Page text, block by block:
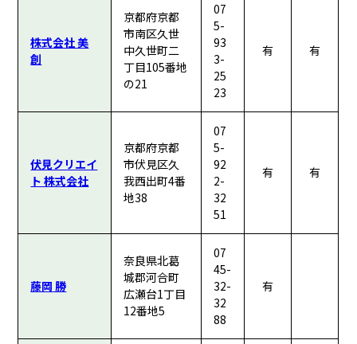
株式会社 美
創
京都府京都
市南区久世
中久世町二
丁目105番地
の21
07
5-
93
3-
25
23
有 有
伏見クリエイ
ト 株式会社
京都府京都
市伏見区久
我西出町4番
地38
07
5-
92
2-
32
51
有 有
藤岡 勝
奈良県北葛
城郡河合町
広瀬台1丁目
12番地5
07
45-
32-
32
88
有